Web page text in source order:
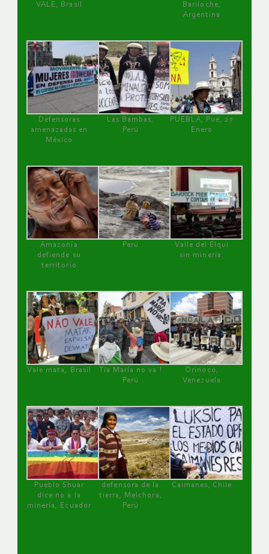
VALE, Brasil
Bariloche,
Argentina
Defensoras
amenazadas en
México
Las Bambas,
Perú
PUEBLA, Pue, 27
Enero
Amazonía
defiende su
territorio
Perú
Valle del Elqui
sin minería.
Vale mata, Brasil
Tía María no va !
Perú
Orinoco,
Venezuela
Pueblo Shuar
dice no a la
minería, Ecuador
defensora de la
tierra, Melchora,
Perú
Caimanes, Chile